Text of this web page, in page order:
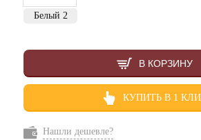
Белый 2
В КОРЗИНУ
КУПИТЬ В 1
Нашли дешевле?